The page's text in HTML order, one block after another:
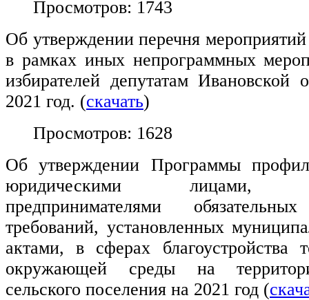
Просмотров: 1743
Об утверждении перечня мероприятий
в рамках иных непрограммных
избирателей депутатам
2021 год. (скачать)
Просмотров: 1628
Об утверждении Программы
юридическими лицами,
предпринимателями
требований, установленных
актами, в сферах благоустройства
окружающей среды на
сельского поселения на 2021 год (